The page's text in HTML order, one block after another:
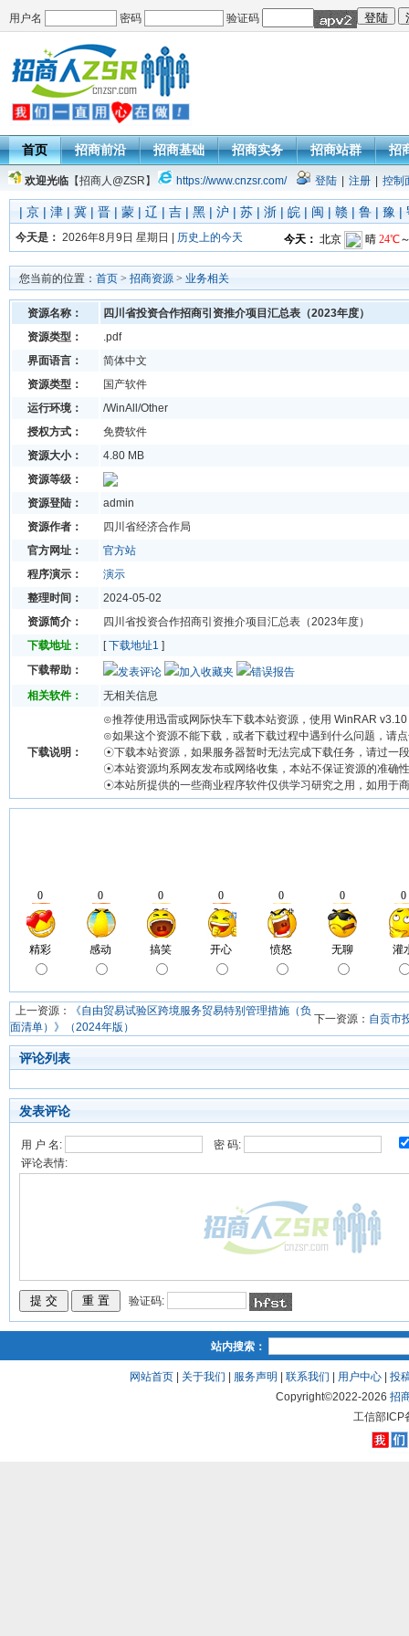
用户名 密码 验证码
首页 招商前沿 招商基础 招商实务 招商站群 招
欢迎光临 【招商人@ZSR】 https://www.cnzsr.com/ 登陆 注册 控制
| 京 | 津 | 冀 | 晋 | 蒙 | 辽 | 吉 | 黑 | 沪 | 苏 | 浙 | 皖 | 闽 | 赣 | 鲁 | 豫 |
今天是： 2026年8月9日 星期日 | 历史上的今天
您当前的位置： 首页 > 招商资源 > 业务相关
资源名称：
四川省投资合作招商引资推介项目汇总表（2023年度）
资源类型：
.pdf
界面语言：
简体中文
资源类型：
国产软件
运行环境：
/WinAll/Other
授权方式：
免费软件
资源大小：
4.80 MB
资源等级：
资源登陆：
admin
资源作者：
四川省经济合作局
官方网址：
官方站
程序演示：
演示
整理时间：
2024-05-02
资源简介：
四川省投资合作招商引资推介项目汇总表（2023年度）
下载地址：
[下载地址1 ]
下载帮助：
发表评论 加入收藏夹
错误报告
相关软件：
无相关信息
下载说明：
⊙推荐使用迅雷或网际快车下载本站资源，使用 WinRAR
⊙如果这个资源不能下载，或者下载过程中遇到什么问题，请
☉下载本站资源，如果服务器暂时无法完成下载任务，请过一
☉本站资源均系网友发布或网络收集，本站不保证资源的准确
☉本站所提供的一些商业程序软件仅供学习研究之用，如用于
上一资源：
《自由贸易试验区跨境服务贸易特别管理措施（负
面清单）》（2024年版）
下一资源： 自贡市
评论列表
发表评论
用 户 名:
密 码:
评论表情:
验证码:
站内搜索：
网站首页 关于我们 服务声明 联系我们 用户中心
投
Copyright©2022-2026招
工信部ICP